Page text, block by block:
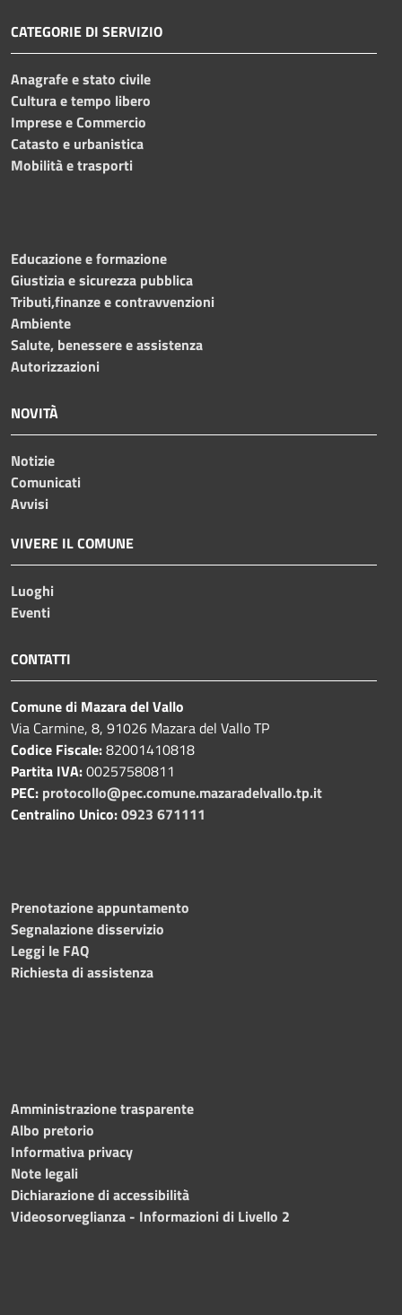
CATEGORIE DI SERVIZIO
Anagrafe e stato civile
Cultura e tempo libero
Imprese e Commercio
Catasto e urbanistica
Mobilità e trasporti
Educazione e formazione
Giustizia e sicurezza pubblica
Tributi,finanze e contravvenzioni
Ambiente
Salute, benessere e assistenza
Autorizzazioni
NOVITÀ
Notizie
Comunicati
Avvisi
VIVERE IL COMUNE
Luoghi
Eventi
CONTATTI
Comune di Mazara del Vallo
Via Carmine, 8, 91026 Mazara del Vallo TP
Codice Fiscale:82001410818
Partita IVA:00257580811
PEC: protocollo@pec.comune.mazaradelvallo.tp.it
Centralino Unico:0923 671111
Prenotazione appuntamento
Segnalazione disservizio
Leggi le FAQ
Richiesta di assistenza
Amministrazione trasparente
Albo pretorio
Informativa privacy
Note legali
Dichiarazione di accessibilità
Videosorveglianza - Informazioni di Livello 2